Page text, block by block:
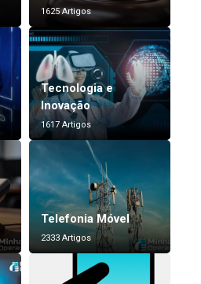
1625 Artigos
Tecnologia e
Inovação
1617 Artigos
Telefonia Móvel
2333 Artigos